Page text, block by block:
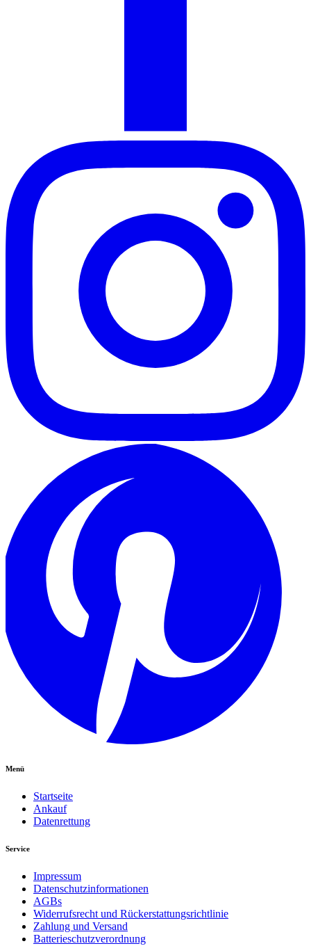
Menü
Startseite
Ankauf
Datenrettung
Service
Impressum
Datenschutzinformationen
AGBs
Widerrufsrecht und Rückerstattungsrichtlinie
Zahlung und Versand
Batterieschutzverordnung